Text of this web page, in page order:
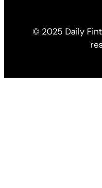
© 2025 Daily